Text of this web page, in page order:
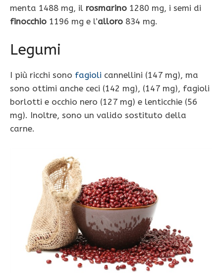
menta 1488 mg, il rosmarino 1280 mg, i semi di
finocchio 1196 mg e l’alloro 834 mg.
Legumi
I più ricchi sono fagioli cannellini (147 mg), ma
sono ottimi anche ceci (142 mg), (147 mg), fagioli
borlotti e occhio nero (127 mg) e lenticchie (56
mg). Inoltre, sono un valido sostituto della
carne.